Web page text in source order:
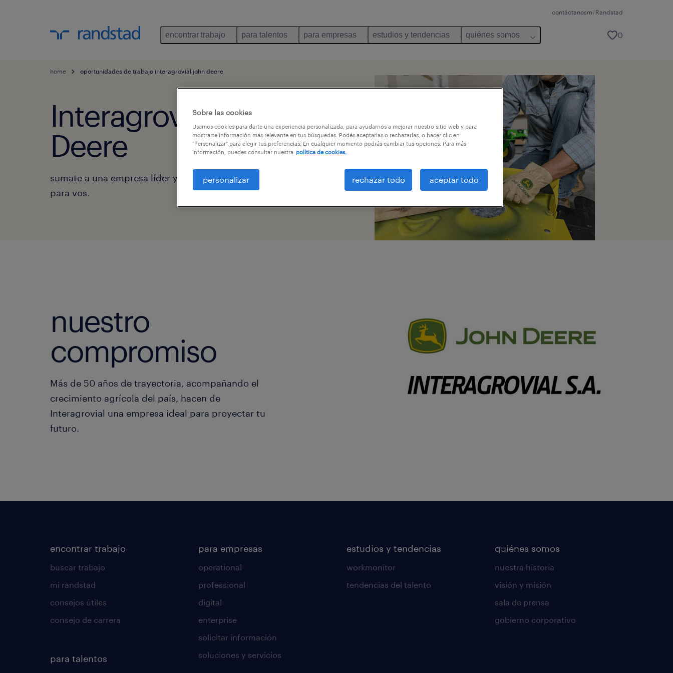
contáctanosmi Randstad
encontrar trabajo para talentos para empresas estudios y tendencias quiénes somos 0
home oportunidades de trabajo interagrovial john deere
Interagrovial - John
Deere
sumate a una empresa líder y abrí un mundo de posibilidades
para vos.
nuestro
compromiso
Más de 50 años de trayectoria, acompañando el
crecimiento agrícola del país, hacen de
Interagrovial una empresa ideal para proyectar tu
futuro.
encontrar trabajo
buscar trabajo
mi randstad
consejos útiles
consejo de carrera
para talentos
para empresas
operational
professional
digital
enterprise
solicitar información
soluciones y servicios
estudios y tendencias
workmonitor
tendencias del talento
quiénes somos
nuestra historia
visión y misión
sala de prensa
gobierno corporativo
Sobre las cookies
Usamos cookies para darte una experiencia personalizada, para ayudarnos a mejorar nuestro sitio web y para
mostrarte información más relevante en tus búsquedas. Podés aceptarlas o rechazarlas, o hacer clic en
"Personalizar" para elegir tus preferencias. En cualquier momento podrás cambiar tus opciones. Para más
información, puedes consultar nuestra política de cookies.
personalizar rechazar todo aceptar todo